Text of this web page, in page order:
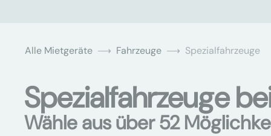
Alle Mietgeräte Fahrzeuge Spezialfahrzeuge
Spezialfahrzeuge
Wähle aus über 52